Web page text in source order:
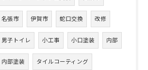
名張市 伊賀市 蛇口交換 改修
男子トイレ 小工事 小口塗装 内部
内部塗装 タイルコーティング